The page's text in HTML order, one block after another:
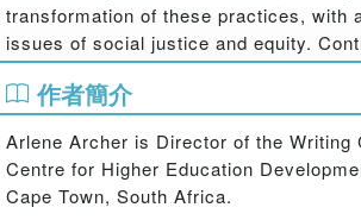
transformation of these practices, with
issues of social justice and equity.
we can harness learners’
through making these resources
regulated spaces in the curriculum in
used. Examples from primary education
continuing education are used
作者簡介
Arlene Archer is Director of the Writing
Centre for Higher Education
Cape Town, South Africa.